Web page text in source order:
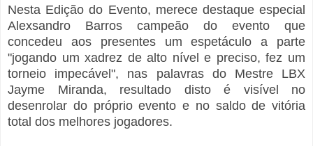
Nesta Edição do Evento, merece destaque especial
Alexsandro Barros campeão do evento que
concedeu aos presentes um espetáculo a parte
"jogando um xadrez de alto nível e preciso, fez um
torneio impecável", nas palavras do Mestre LBX
Jayme Miranda, resultado disto é visível no
desenrolar do próprio evento e no saldo de vitória
total dos melhores jogadores.